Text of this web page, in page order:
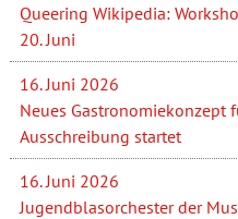
Queering Wikipedia:
20. Juni
16. Juni 2026
Neues Gastronomiekonzept
Ausschreibung startet
16. Juni 2026
Jugendblasorchester der